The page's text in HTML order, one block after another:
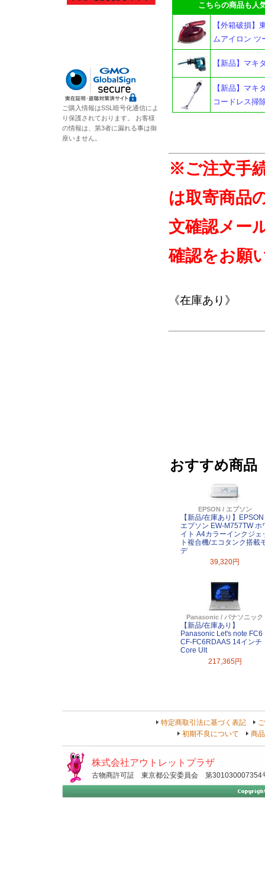
こちらの商品も人気
【外箱破損】
ムアイロン
【新品】マ
【新品】マ
コードレス掃
※ご注文手
は取寄商品
文確認メー
確認をお願
《在庫あり》
おすすめ商品
EPSON / エプソン
【新品/在庫あり】EPSON
エプソン EW-M757TW ホ
イト A4カラーインクジェ
ト複合機/エコタンク搭載
デ
39,320円
Panasonic / パナソニック
【新品/在庫あり】
Panasonic Let's note FC6
CF-FC6RDAAS 14インチ
Core Ult
217,365円
ご購入情報はSSL暗号化通信によ
り保護されております。 お客様
の情報は、第3者に漏れる事は御
座いません。
特定商取引法に基づく表記
初期不良について
商
株式会社アウトレットプラザ
古物商許可証 東京都公安委員会 第301030007354